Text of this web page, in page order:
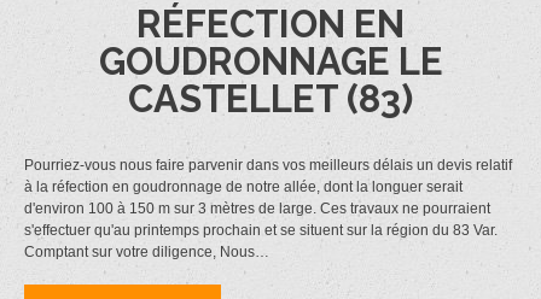
RÉFECTION EN
GOUDRONNAGE LE
CASTELLET (83)
Pourriez-vous nous faire parvenir dans vos meilleurs délais un devis relatif
à la réfection en goudronnage de notre allée, dont la longuer serait
d'environ 100 à 150 m sur 3 mètres de large. Ces travaux ne pourraient
s'effectuer qu'au printemps prochain et se situent sur la région du 83 Var.
Comptant sur votre diligence, Nous…